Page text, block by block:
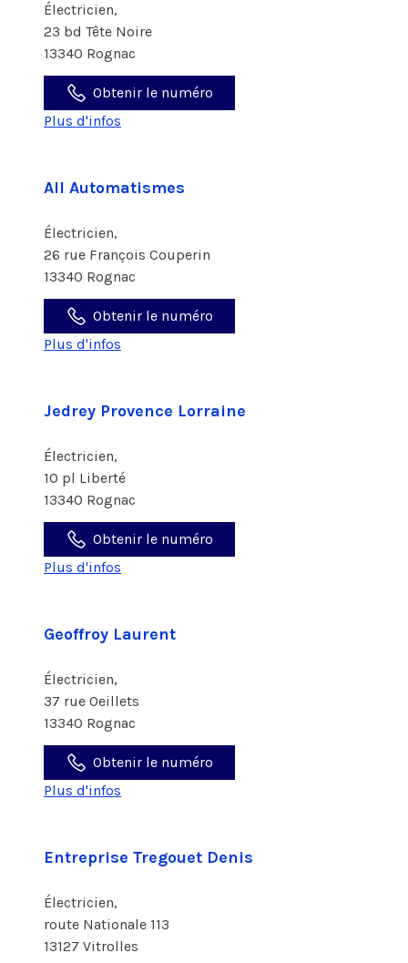
Électricien,
23 bd Tête Noire
13340 Rognac
Obtenir le numéro
Plus d'infos
All Automatismes
Électricien,
26 rue François Couperin
13340 Rognac
Obtenir le numéro
Plus d'infos
Jedrey Provence Lorraine
Électricien,
10 pl Liberté
13340 Rognac
Obtenir le numéro
Plus d'infos
Geoffroy Laurent
Électricien,
37 rue Oeillets
13340 Rognac
Obtenir le numéro
Plus d'infos
Entreprise Tregouet Denis
Électricien,
route Nationale 113
13127 Vitrolles